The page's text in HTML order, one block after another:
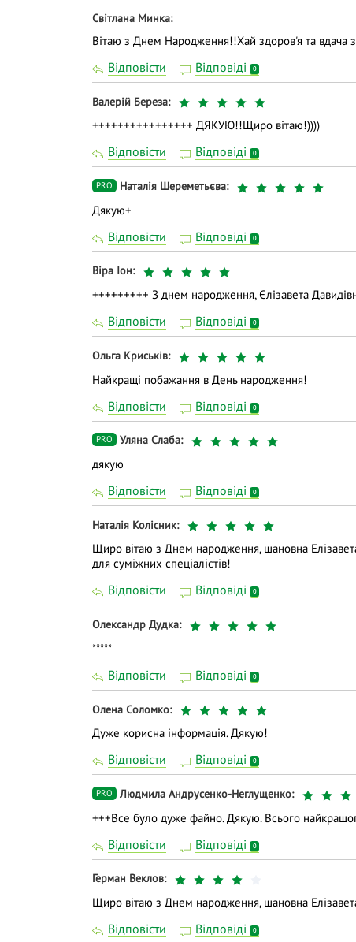
Світлана Минка
Вітаю з Днем Народження!!Хай здоров'я та вдача
Відповісти Відповіді 0
Валерій Береза
++++++++++++++++ ДЯКУЮ!!Щиро вітаю!))))
Відповісти Відповіді 0
PRO Наталія Шереметьєва
Дякую+
Відповісти Відповіді 0
Віра Іон
+++++++++ З днем народження, Єлізавета
Відповісти Відповіді 0
Ольга Криськів
Найкращі побажання в День народження!
Відповісти Відповіді 0
PRO Уляна Слаба
дякую
Відповісти Відповіді 0
Наталія Колісник
Щиро вітаю з Днем народження, шановна
для суміжних спеціалістів!
Відповісти Відповіді 0
Олександр Дудка
*****
Відповісти Відповіді 0
Олена Соломко
Дуже корисна інформація. Дякую!
Відповісти Відповіді 0
PRO Людмила Андрусенко-Неглущенко
+++Все було дуже файно. Дякую. Всього
Відповісти Відповіді 0
Герман Веклов
Щиро вітаю з Днем народження, шановна
Відповісти Відповіді 0